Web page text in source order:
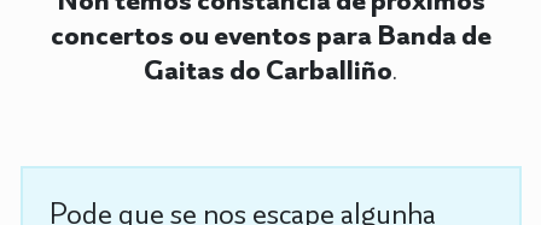
concertos ou eventos para Banda de
Gaitas do Carballiño.
Pode que se nos escape algunha